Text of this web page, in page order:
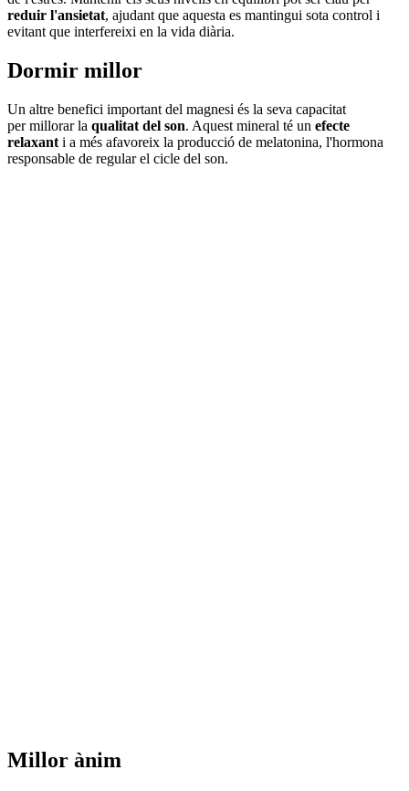
reduir l'ansietat, ajudant que aquesta es mantingui sota control i
evitant que interfereixi en la vida diària.
Dormir millor
Un altre benefici important del magnesi és la seva capacitat
per millorar la qualitat del son. Aquest mineral té un efecte
relaxant i a més afavoreix la producció de melatonina, l'hormona
responsable de regular el cicle del son.
Millor ànim